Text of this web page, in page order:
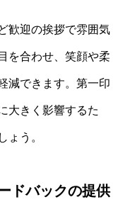
歓迎の挨拶で雰囲気
を合わせ、笑顔や柔
減できます。第一印
大きく影響するた
ょう。
ドバックの提供